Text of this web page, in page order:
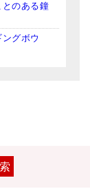
とのある鐘
グボウ